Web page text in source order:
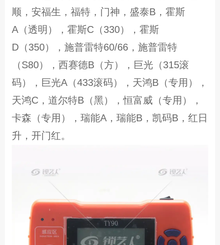
顺，安福生，福特，门神，盛泰B，霍斯
A（透明），霍斯C（330），霍斯
D（350），施普雷特60/66，施普雷特
（S80），西赛德B（方），巨光（315滚
码），巨光A（433滚码），天鸿B（专用），
天鸿C，道尔特B（黑），恒富威（专用），
卡森（专用），瑞能A，瑞能B，凯码B，红日
升，开门红。